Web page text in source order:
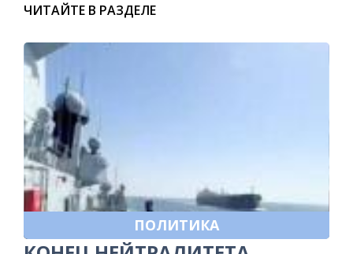
ЧИТАЙТЕ В РАЗДЕЛЕ
ПОЛИТИКА